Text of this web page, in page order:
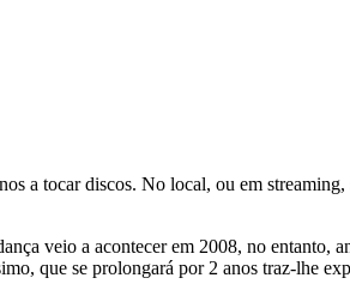
a tocar discos. No local, ou em
veio a acontecer em 2008, no entanto,
que se prolongará por 2 anos traz-lhe